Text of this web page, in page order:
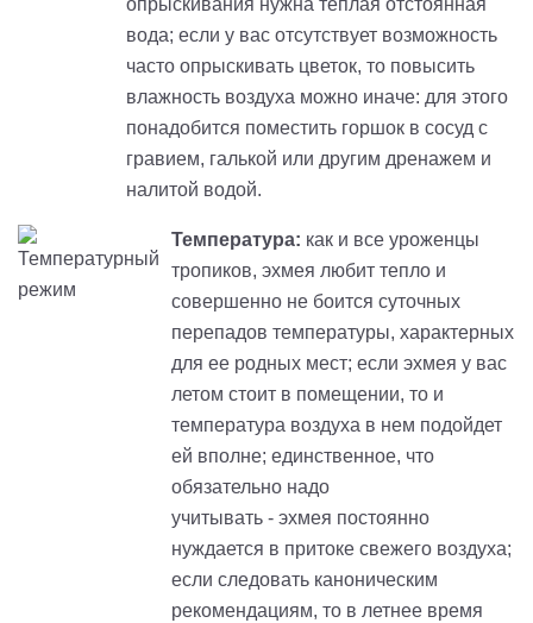
опрыскивания нужна теплая отстоянная
вода; если у вас отсутствует возможность
часто опрыскивать цветок, то повысить
влажность воздуха можно иначе: для этого
понадобится поместить горшок в сосуд с
гравием, галькой или другим дренажем и
налитой водой.
Температура: как и все уроженцы
тропиков, эхмея любит тепло и
совершенно не боится суточных
перепадов температуры, характерных
для ее родных мест; если эхмея у вас
летом стоит в помещении, то и
температура воздуха в нем подойдет
ей вполне; единственное, что
обязательно надо
учитывать - эхмея постоянно
нуждается в притоке свежего воздуха;
если следовать каноническим
рекомендациям, то в летнее время